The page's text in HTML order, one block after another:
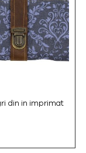
din in imprimat